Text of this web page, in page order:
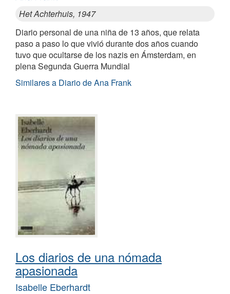
Het Achterhuis, 1947
Diario personal de una niña de 13 años, que relata
paso a paso lo que vivió durante dos años cuando
tuvo que ocultarse de los nazis en Ámsterdam, en
plena Segunda Guerra Mundial
Similares a Diario de Ana Frank
Los diarios de una nómada
apasionada
Isabelle Eberhardt